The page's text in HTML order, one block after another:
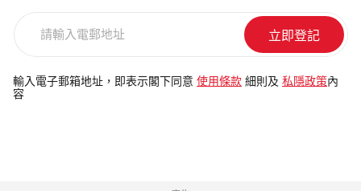
電
郵
輸入電子郵箱地址，即表示閣下同意 使用條款 細則及 私隱政策 內
容